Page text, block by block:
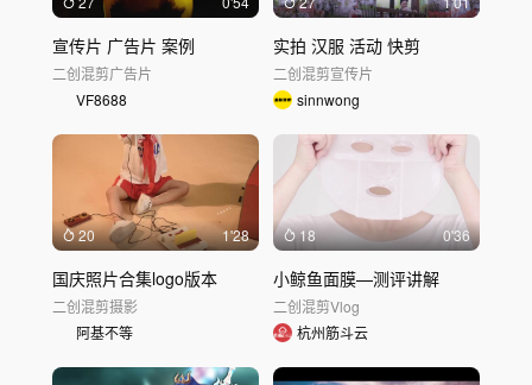
宣传片 广告片 案例
二创混剪广告片
VF8688
实拍 汉服 活动 快剪
二创混剪宣传片
sinnwong
20 1'28
国庆照片合集logo版本
二创混剪摄影
阿基不等
18 0'36
小鲸鱼面膜—测评讲解
二创混剪Vlog
杭州筋斗云